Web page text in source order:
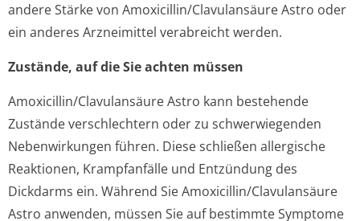
andere Stärke von Amoxicillin/Cla­vulansäure Astro oder
ein anderes Arzneimittel verabreicht werden.
Zustände, auf die Sie achten müssen
Amoxicillin/Cla­vulansäure Astro kann bestehende
Zustände verschlechtern oder zu schwerwiegenden
Nebenwirkungen führen. Diese schließen allergische
Reaktionen, Krampfanfälle und Entzündung des
Dickdarms ein. Während Sie Amoxicillin/Cla­vulansäure
Astro anwenden, müssen Sie auf bestimmte Symptome